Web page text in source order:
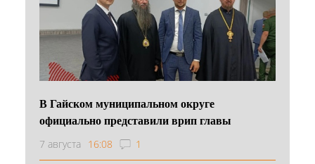
В Гайском муниципальном округе
официально представили врип главы
7 августа 16:08 1